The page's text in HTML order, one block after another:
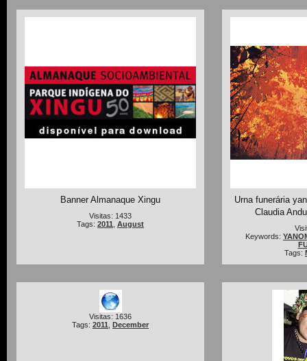
Banner Almanaque Xingu
Visitas: 1433
Tags: 2011 August
Urna funerária
Claudia
Keywords:
Tags:
Visitas: 1636
Tags: 2011 December